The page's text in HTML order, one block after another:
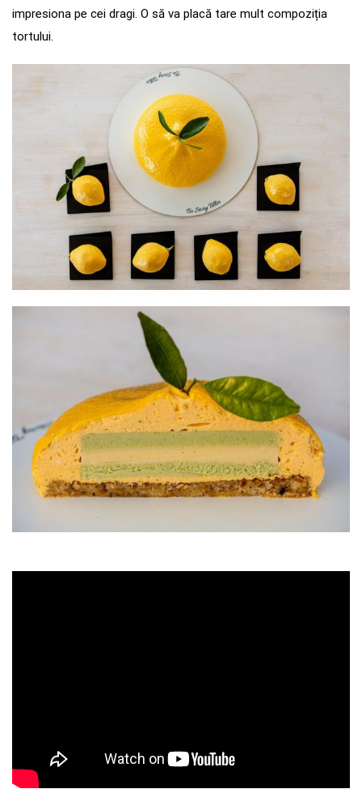
impresiona pe cei dragi. O să va placă tare mult compoziția
tortului.